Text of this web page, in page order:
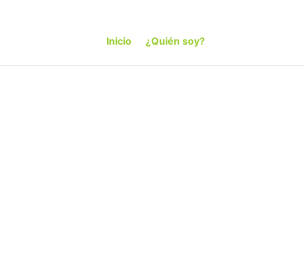
Inicio ¿Quién soy?